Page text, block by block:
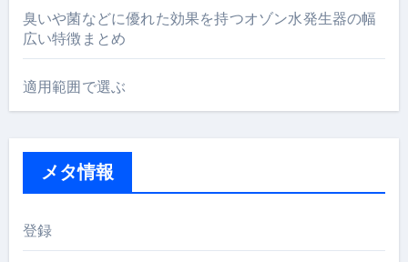
臭いや菌などに優れた効果を持つオゾン水発生器の幅
広い特徴まとめ
適用範囲で選ぶ
メタ情報
登録